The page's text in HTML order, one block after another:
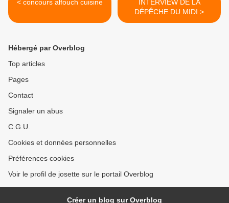
< concours alfouch cuisine
INTERVIEW DE LA
DÉPÊCHE DU MIDI >
Hébergé par Overblog
Top articles
Pages
Contact
Signaler un abus
C.G.U.
Cookies et données personnelles
Préférences cookies
Voir le profil de josette sur le portail Overblog
Créer un blog sur Overblog